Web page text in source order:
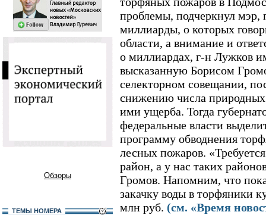
Обзоры
ТЕМЫ НОМЕРА
проблемы, подчеркнул мэр,
миллиарды, о которых
области, а внимание и
о миллиардах, г-н Лужков
высказанную Борисом
селекторном совещании,
снижению числа
ими ущерба. Тогда
федеральные власти
программу обводнения
лесных пожаров.
район, а у нас таких
Громов. Напомним, что
закачку воды в торфяники
млн руб. (см. «Время